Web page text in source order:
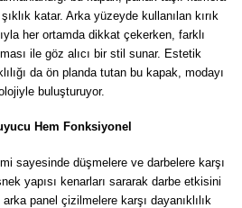
katar. Arka yüzeyde kullanılan kırık
her ortamda dikkat çekerken, farklı
ile göz alıcı bir stil sunar. Estetik
da ön planda tutan bu kapak, modayı
buluşturuyor.
Hem Fonksiyonel
sayesinde düşmelere ve darbelere karşı
yapısı kenarları sararak darbe etkisini
panel çizilmelere karşı dayanıklılık